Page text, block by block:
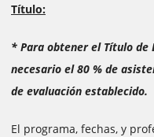
Título:
* Para obtener el Título de
necesario el 80 % de
de evaluación establecido.
El programa, fechas, y